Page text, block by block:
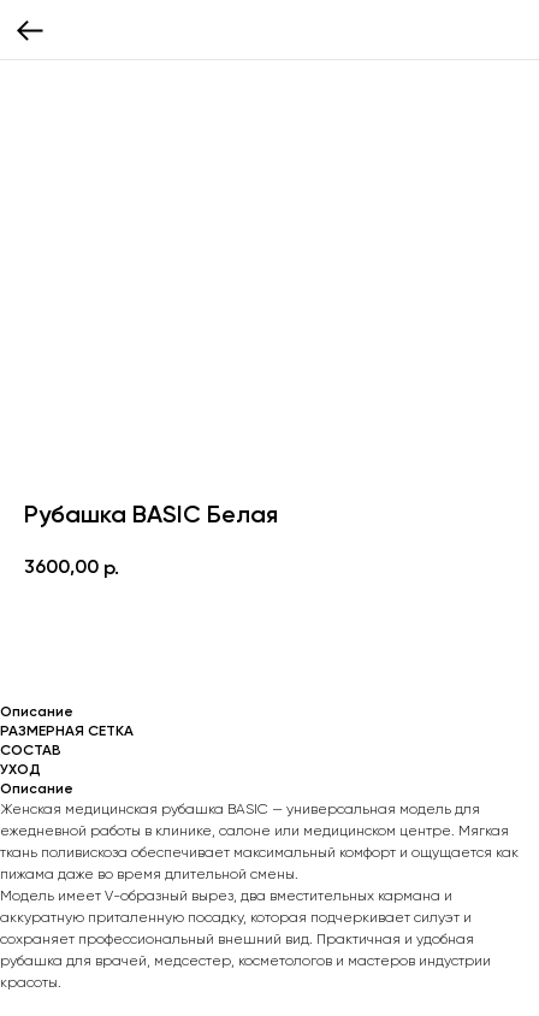
Рубашка BASIC Белая
3600,00 р.
Описание
РАЗМЕРНАЯ СЕТКА
СОСТАВ
УХОД
Описание
Женская медицинская рубашка BASIC — универсальная модель для
ежедневной работы в клинике, салоне или медицинском центре. Мягкая
ткань поливискоза обеспечивает максимальный комфорт и ощущается как
пижама даже во время длительной смены.
Модель имеет V-образный вырез, два вместительных кармана и
аккуратную приталенную посадку, которая подчеркивает силуэт и
сохраняет профессиональный внешний вид. Практичная и удобная
рубашка для врачей, медсестер, косметологов и мастеров индустрии
красоты.